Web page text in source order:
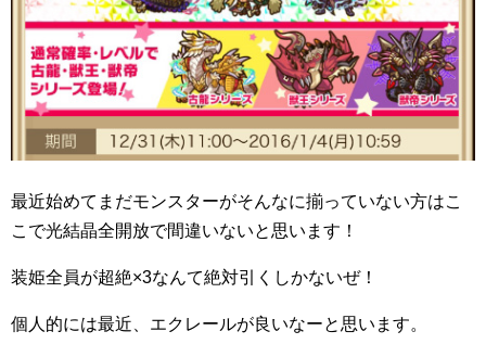
最近始めてまだモンスターがそんなに揃っていない方はこ
こで光結晶全開放で間違いないと思います！
装姫全員が超絶×3なんて絶対引くしかないぜ！
個人的には最近、エクレールが良いなーと思います。